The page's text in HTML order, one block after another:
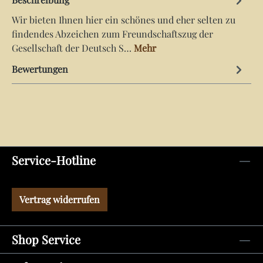
Wir bieten Ihnen hier ein schönes und eher selten zu
findendes Abzeichen zum Freundschaftszug der
Gesellschaft der Deutsch S… Mehr
Bewertungen
Service-Hotline
Vertrag widerrufen
Shop Service